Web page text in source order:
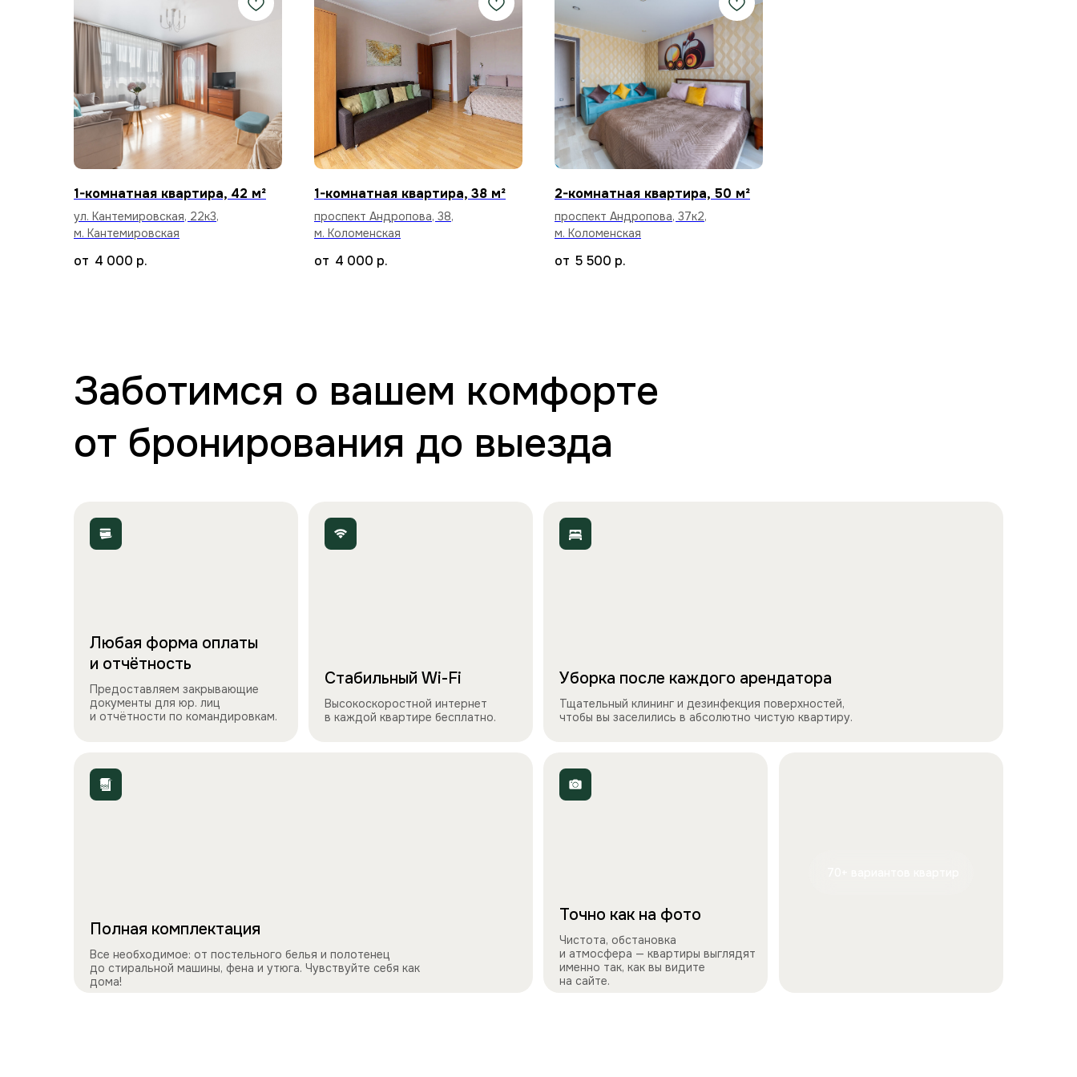
1-комнатная квартира, 42 м²
ул. Кантемировская, 22к3,
м. Кантемировская
4 000 р.
1-комнатная квартира, 38 м²
проспект Андропова, 38,
м. Коломенская
4 000 р.
2-комнатная квартира, 50 м²
проспект Андропова, 37к2,
м. Коломенская
5 500 р.
Заботимся о вашем комфорте
от бронирования до выезда
Предоставляем закрывающие
документы для юр. лиц
и отчётности по командировкам.
Любая форма оплаты
и отчётность
Высокоскоростной интернет
в каждой квартире бесплатно.
Стабильный Wi-Fi
Тщательный клининг и дезинфекция поверхностей,
чтобы вы заселились в абсолютно чистую квартиру.
Уборка после каждого арендатора
Все необходимое: от постельного белья и полотенец
до стиральной машины, фена и утюга. Чувствуйте себя как
дома!
Полная комплектация
Чистота, обстановка
и атмосфера — квартиры выглядят
именно так, как вы видите
на сайте.
Точно как на фото